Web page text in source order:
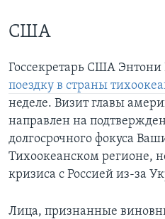
США
Госсекретарь США
поездку в страны
неделе. Визит главы
направлен на
долгосрочного фокуса
Тихоокеанском регионе,
кризиса с Россией из-за
Лица, признанные